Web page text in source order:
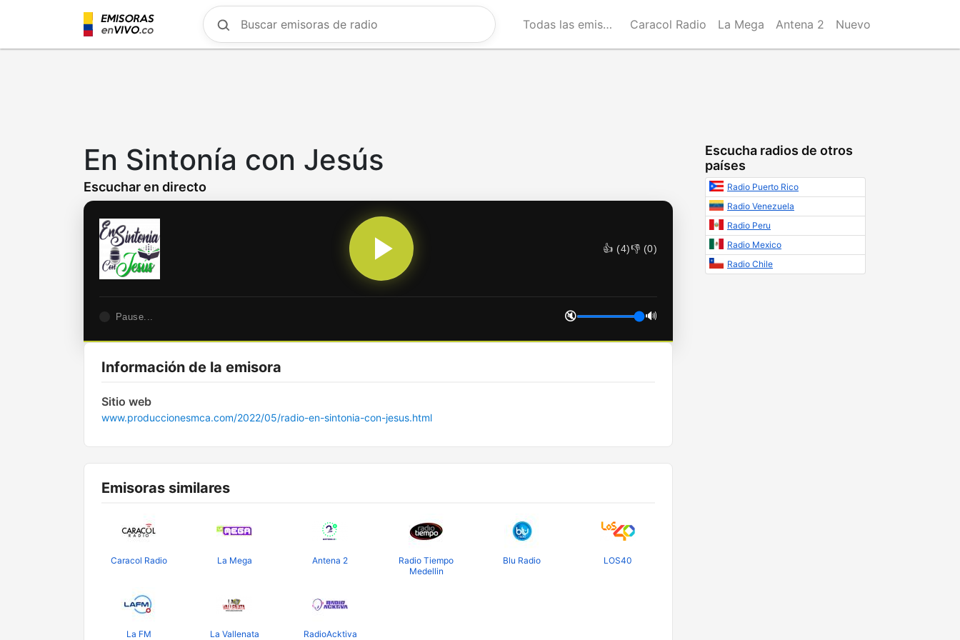
Todas las emisoras Caracol Radio La Mega Antena 2 Nuevo
En Sintonía con Jesús
Escuchar en directo
👍 (4)👎 (0)
Pause... 🔇 🔊
Información de la emisora
Sitio web
www.produccionesmca.com/2022/05/radio-en-sintonia-con-jesus.html
Emisoras similares
Caracol Radio La Mega Antena 2
Radio Tiempo
Medellin
Blu Radio LOS40
La FM La Vallenata RadioAcktiva
Escucha radios de otros
países
Radio Puerto Rico
Radio Venezuela
Radio Peru
Radio Mexico
Radio Chile